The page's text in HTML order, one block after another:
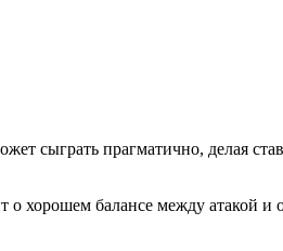
сыграть прагматично, делая
хорошем балансе между атакой и